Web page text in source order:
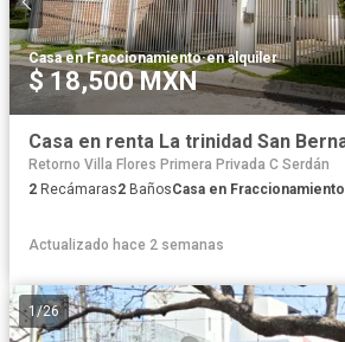
Casa en Fraccionamiento·en alquiler
$ 18,500 MXN
Retorno Villa Flores Primera Privada C Serdán
2 Recámaras2 BañosCasa en Fraccionamiento
Actualizado hace 2 semanas
1/26